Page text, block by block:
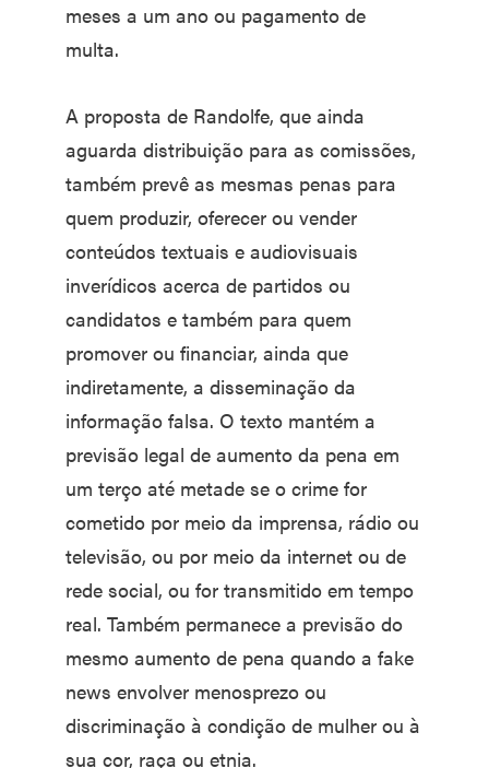
meses a um ano ou pagamento de
multa.
A proposta de Randolfe, que ainda
aguarda distribuição para as comissões,
também prevê as mesmas penas para
quem produzir, oferecer ou vender
conteúdos textuais e audiovisuais
inverídicos acerca de partidos ou
candidatos e também para quem
promover ou financiar, ainda que
indiretamente, a disseminação da
informação falsa. O texto mantém a
previsão legal de aumento da pena em
um terço até metade se o crime for
cometido por meio da imprensa, rádio ou
televisão, ou por meio da internet ou de
rede social, ou for transmitido em tempo
real. Também permanece a previsão do
mesmo aumento de pena quando a fake
news envolver menosprezo ou
discriminação à condição de mulher ou à
sua cor, raça ou etnia.